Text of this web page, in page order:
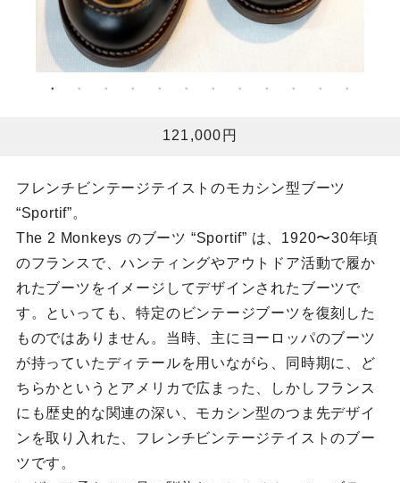
121,000円
フレンチビンテージテイストのモカシン型ブーツ
“Sportif”。
The 2 Monkeys のブーツ “Sportif” は、1920〜30年頃
のフランスで、ハンティングやアウトドア活動で履か
れたブーツをイメージしてデザインされたブーツで
す。といっても、特定のビンテージブーツを復刻した
ものではありません。当時、主にヨーロッパのブーツ
が持っていたディテールを用いながら、同時期に、ど
ちらかというとアメリカで広まった、しかしフランス
にも歴史的な関連の深い、モカシン型のつま先デザイ
ンを取り入れた、フレンチビンテージテイストのブー
ツです。